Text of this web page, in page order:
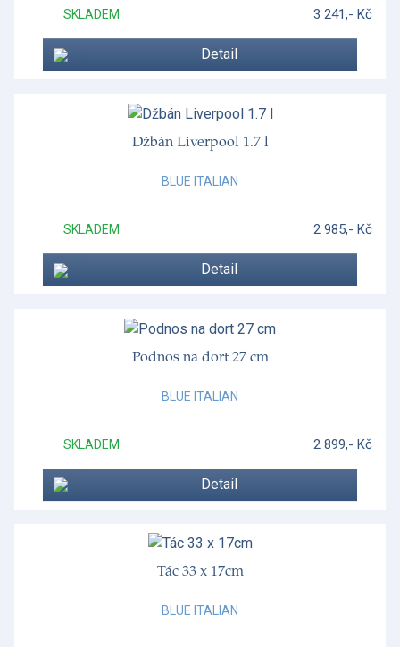
SKLADEM 3 241,- Kč
Detail
Džbán Liverpool 1.7 l
BLUE ITALIAN
SKLADEM 2 985,- Kč
Detail
Podnos na dort 27 cm
BLUE ITALIAN
SKLADEM 2 899,- Kč
Detail
Tác 33 x 17cm
BLUE ITALIAN